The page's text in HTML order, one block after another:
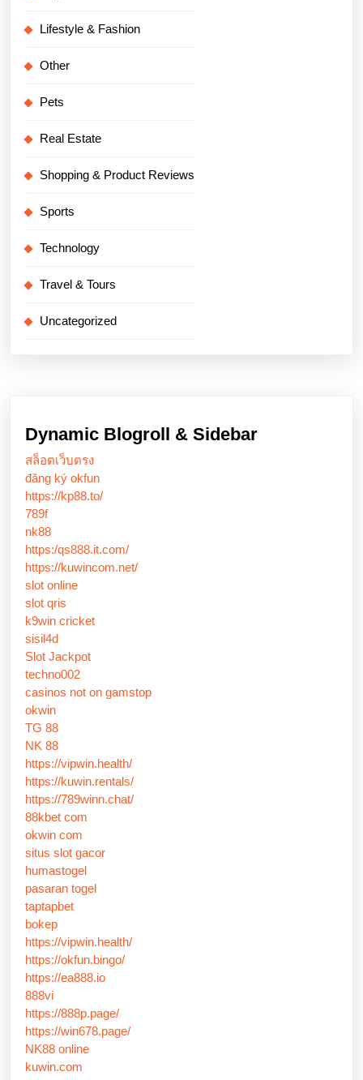
Lifestyle & Fashion
Other
Pets
Real Estate
Shopping & Product Reviews
Sports
Technology
Travel & Tours
Uncategorized
Dynamic Blogroll & Sidebar
สล็อตเว็บตรง
đăng ký okfun
https://kp88.to/
789f
nk88
https:/qs888.it.com/
https://kuwincom.net/
slot online
slot qris
k9win cricket
sisil4d
Slot Jackpot
techno002
casinos not on gamstop
okwin
TG 88
NK 88
https://vipwin.health/
https://kuwin.rentals/
https://789winn.chat/
88kbet com
okwin com
situs slot gacor
humastogel
pasaran togel
taptapbet
bokep
https://vipwin.health/
https://okfun.bingo/
https://ea888.io
888vi
https://888p.page/
https://win678.page/
NK88 online
kuwin.com